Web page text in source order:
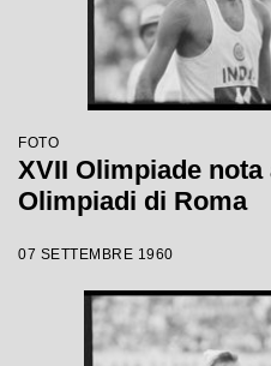
FOTO
XVII Olimpiade
Olimpiadi di Roma
07 SETTEMBRE 1960